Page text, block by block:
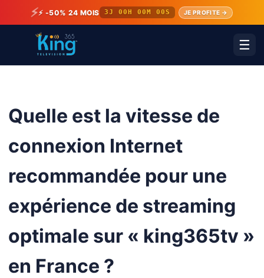
⚡⚡ -50% 24 MOIS 3J 00H 00M 00S JE PROFITE →
☰
Quelle est la vitesse de
connexion Internet
recommandée pour une
expérience de streaming
optimale sur « king365tv »
en France ?